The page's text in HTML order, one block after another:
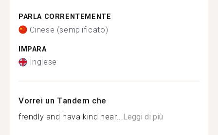
PARLA CORRENTEMENTE
Cinese (semplificato)
IMPARA
Inglese
Vorrei un Tandem che
frendly and hava kind hear...Leggi di più